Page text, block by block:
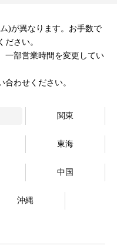
)が異なります。お手数で
さい。
一部営業時間を変更してい
わせください。
関東
東海
中国
沖縄